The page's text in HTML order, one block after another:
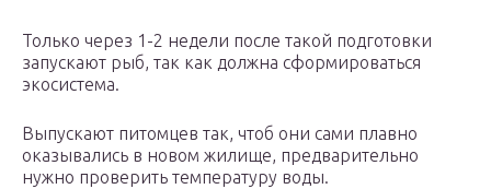
Только через 1-2 недели после такой подготовки
запускают рыб, так как должна сформироваться
экосистема.
Выпускают питомцев так, чтоб они сами плавно
оказывались в новом жилище, предварительно
нужно проверить температуру воды.